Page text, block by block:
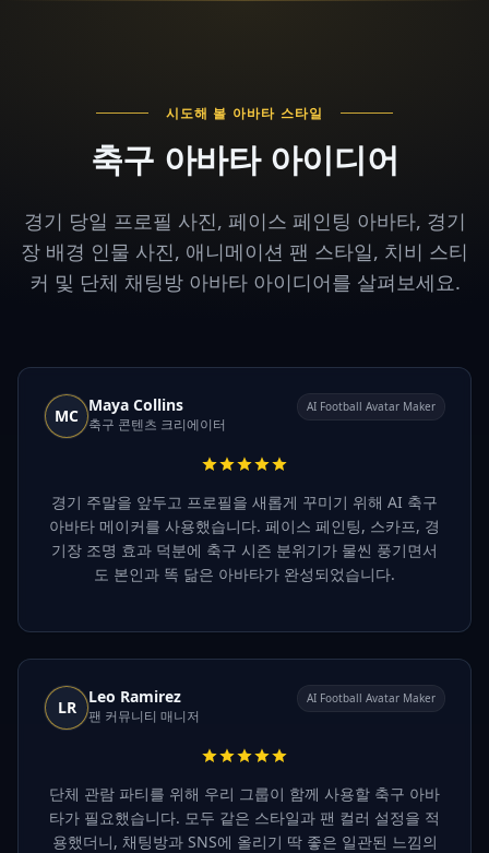
시도해 볼 아바타 스타일
축구 아바타 아이디어
경기 당일 프로필 사진, 페이스 페인팅 아바타, 경기
장 배경 인물 사진, 애니메이션 팬 스타일, 치비 스티
커 및 단체 채팅방 아바타 아이디어를 살펴보세요.
MC
Maya Collins
축구 콘텐츠 크리에이터
AI Football Avatar Maker
경기 주말을 앞두고 프로필을 새롭게 꾸미기 위해 AI 축구
아바타 메이커를 사용했습니다. 페이스 페인팅, 스카프, 경
기장 조명 효과 덕분에 축구 시즌 분위기가 물씬 풍기면서
도 본인과 똑 닮은 아바타가 완성되었습니다.
LR
Leo Ramirez
팬 커뮤니티 매니저
AI Football Avatar Maker
단체 관람 파티를 위해 우리 그룹이 함께 사용할 축구 아바
타가 필요했습니다. 모두 같은 스타일과 팬 컬러 설정을 적
용했더니, 채팅방과 SNS에 올리기 딱 좋은 일관된 느낌의